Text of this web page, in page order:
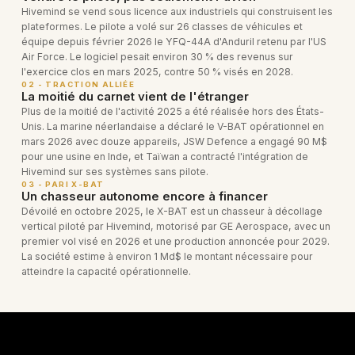
Hivemind se vend sous licence aux industriels qui construisent les
plateformes. Le pilote a volé sur 26 classes de véhicules et
équipe depuis février 2026 le YFQ-44A d'Anduril retenu par l'US
Air Force. Le logiciel pesait environ 30 % des revenus sur
l'exercice clos en mars 2025, contre 50 % visés en 2028.
02 - TRACTION ALLIÉE
La moitié du carnet vient de l'étranger
Plus de la moitié de l'activité 2025 a été réalisée hors des États-
Unis. La marine néerlandaise a déclaré le V-BAT opérationnel en
mars 2026 avec douze appareils, JSW Defence a engagé 90 M$
pour une usine en Inde, et Taïwan a contracté l'intégration de
Hivemind sur ses systèmes sans pilote.
03 - PARI X-BAT
Un chasseur autonome encore à financer
Dévoilé en octobre 2025, le X-BAT est un chasseur à décollage
vertical piloté par Hivemind, motorisé par GE Aerospace, avec un
premier vol visé en 2026 et une production annoncée pour 2029.
La société estime à environ 1 Md$ le montant nécessaire pour
atteindre la capacité opérationnelle.